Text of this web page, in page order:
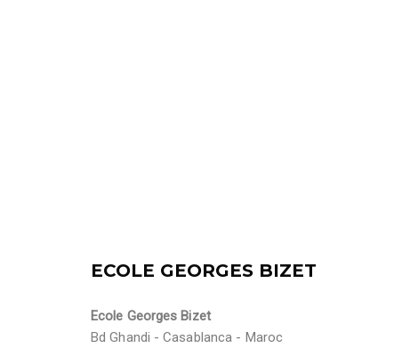
ECOLE GEORGES BIZET
Ecole Georges Bizet
Bd Ghandi - Casablanca - Maroc